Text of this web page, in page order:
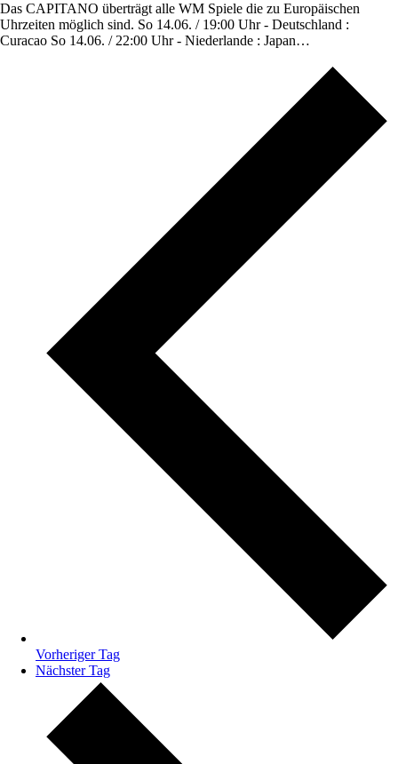
Das CAPITANO überträgt alle WM Spiele die zu Europäischen
Uhrzeiten möglich sind. So 14.06. / 19:00 Uhr - Deutschland :
Curacao So 14.06. / 22:00 Uhr - Niederlande : Japan…
Vorheriger Tag
Nächster Tag